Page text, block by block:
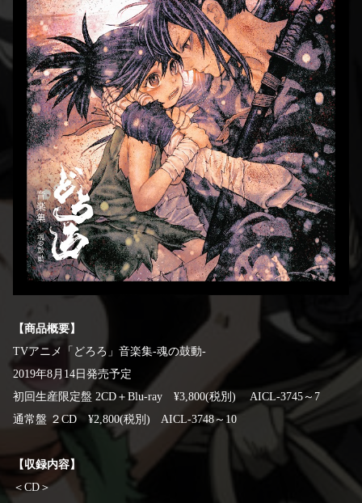
【商品概要】
TVアニメ「どろろ」音楽集-魂の鼓動-
2019年8月14日発売予定
初回生産限定盤 2CD＋Blu-ray ¥3,800(税別) AICL-3745～7
通常盤 ２CD ¥2,800(税別) AICL-3748～10
【収録内容】
＜CD＞